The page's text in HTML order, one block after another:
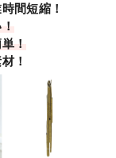
間短縮！
！
！